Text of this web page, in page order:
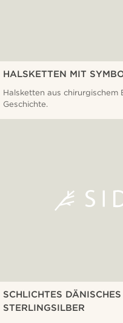
HALSKETTEN MIT
Halsketten aus
Geschichte.
SCHLICHTES
STERLINGSILBER